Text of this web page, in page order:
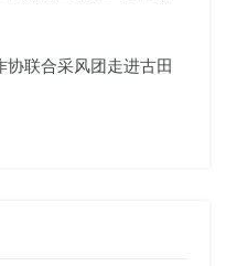
联合采风团走进古田